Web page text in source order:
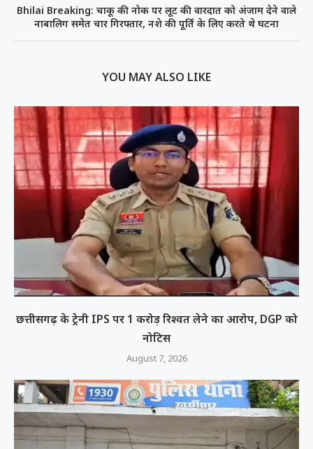
Bhilai Breaking: चाकू की नोक पर लूट की वारदात को अंजाम देने वाले
नाबालिग समेत चार गिरफ्तार, नशे की पूर्ति के लिए करते थे घटना
YOU MAY ALSO LIKE
छत्तीसगढ़ के ट्रेनी IPS पर 1 करोड़ रिश्वत लेने का आरोप, DGP को
नोटिस
August 7, 2026